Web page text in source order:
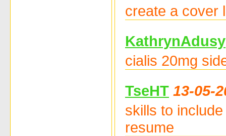
create a cover
KathrynAdusy
cialis 20mg
TseHT 13-05-
skills to
resume